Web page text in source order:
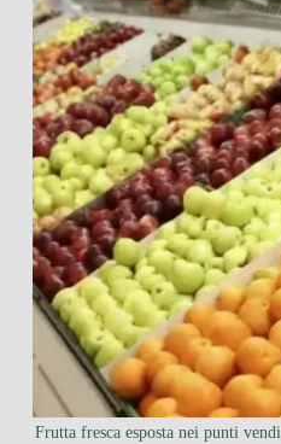
Frutta fresca esposta nei punti